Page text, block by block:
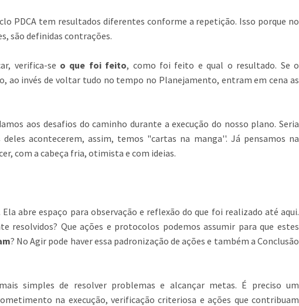
PDCA tem resultados diferentes conforme a repetição. Isso porque no
são definidas contrações.
verifica-se o que foi feito, como foi feito e qual o resultado. Se o
ao invés de voltar tudo no tempo no Planejamento, entram em cena as
aos desafios do caminho durante a execução do nosso plano. Seria
acontecerem, assim, temos "cartas na manga''. Já pensamos na
com a cabeça fria, otimista e com ideias.
abre espaço para observação e reflexão do que foi realizado até aqui.
resolvidos? Que ações e protocolos podemos assumir para que estes
? No Agir pode haver essa padronização de ações e também a Conclusão
simples de resolver problemas e alcançar metas. É preciso um
na execução, verificação criteriosa e ações que contribuam